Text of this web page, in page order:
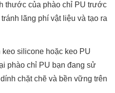
thước của phào chỉ PU trước
lãng phí vật liệu và tạo ra
silicone hoặc keo PU
phào chỉ PU bạn đang sử
chặt chẽ và bền vững trên